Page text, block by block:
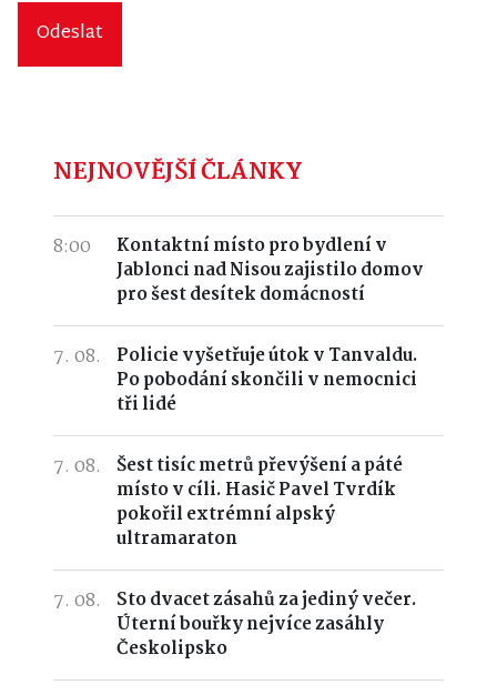
Odeslat
NEJNOVĚJŠÍ ČLÁNKY
8:00
Kontaktní místo pro bydlení v
Jablonci nad Nisou zajistilo domov
pro šest desítek domácností
7. 08.
Policie vyšetřuje útok v Tanvaldu.
Po pobodání skončili v nemocnici
tři lidé
7. 08.
Šest tisíc metrů převýšení a páté
místo v cíli. Hasič Pavel Tvrdík
pokořil extrémní alpský
ultramaraton
7. 08.
Sto dvacet zásahů za jediný večer.
Úterní bouřky nejvíce zasáhly
Českolipsko